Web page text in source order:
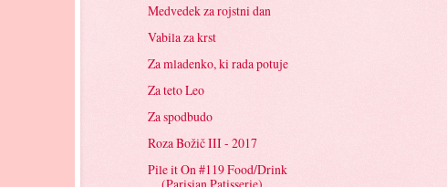
Medvedek za rojstni dan
Vabila za krst
Za mladenko, ki rada potuje
Za teto Leo
Za spodbudo
Roza Božič III - 2017
Pile it On #119 Food/Drink